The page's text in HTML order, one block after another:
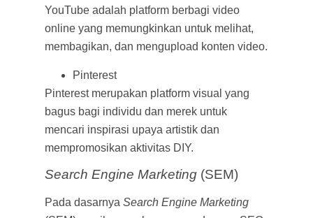
YouTube adalah platform berbagi video
online yang memungkinkan untuk melihat,
membagikan, dan mengupload konten video.
Pinterest
Pinterest merupakan platform visual yang
bagus bagi individu dan merek untuk
mencari inspirasi upaya artistik dan
mempromosikan aktivitas DIY.
Search Engine Marketing(SEM)
Pada dasarnya Search Engine Marketing